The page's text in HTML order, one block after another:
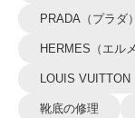
PRADA（プラダ）
HERMES（エルメ
LOUIS VUITTON
靴底の修理